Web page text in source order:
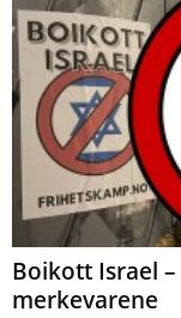
Boikott Israel
merkevarene